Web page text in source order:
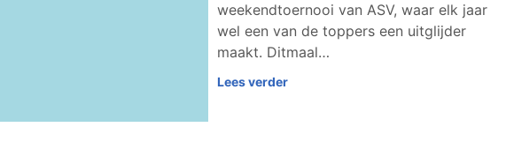
weekendtoernooi van ASV, waar elk jaar
wel een van de toppers een uitglijder
maakt. Ditmaal…
Lees verder